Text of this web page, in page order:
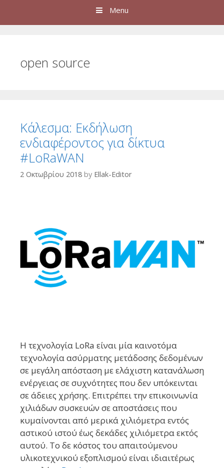
Menu
open source
Κάλεσμα: Eκδήλωση
ενδιαφέροντος για δίκτυα
#LoRaWAN
2 Οκτωβρίου 2018 by Ellak-Editor
Η τεχνολογία LoRa είναι μία καινοτόμα
τεχνολογία ασύρματης μετάδοσης δεδομένων
σε μεγάλη απόσταση με ελάχιστη κατανάλωση
ενέργειας σε συχνότητες που δεν υπόκεινται
σε άδειες χρήσης. Επιτρέπει την επικοινωνία
χιλιάδων συσκευών σε αποστάσεις που
κυμαίνονται από μερικά χιλιόμετρα εντός
αστικού ιστού έως δεκάδες χιλιόμετρα εκτός
αυτού. Το δε κόστος του απαιτούμενου
υλικοτεχνικού εξοπλισμού είναι ιδιαιτέρως